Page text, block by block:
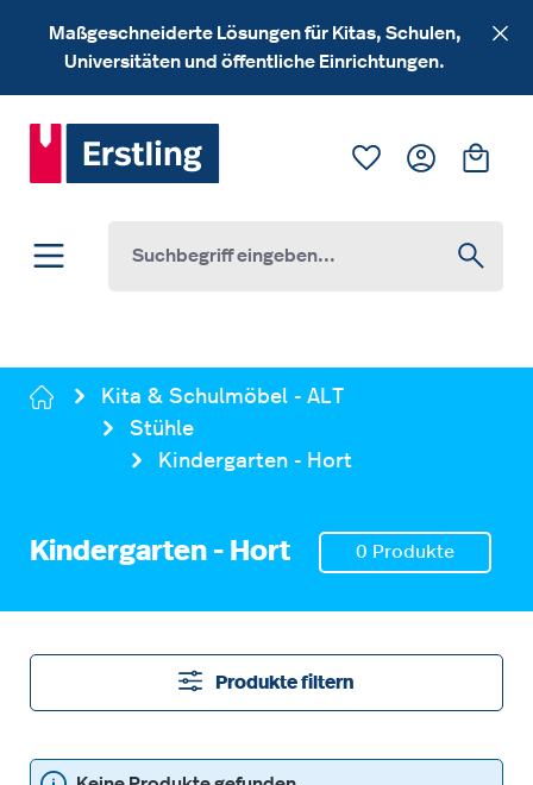
Zum Hauptinhalt springen
Maßgeschneiderte Lösungen für Kitas, Schulen,
Universitäten und öffentliche Einrichtungen.
Du hast 0
Kita & Schulmöbel - ALT
Stühle
Kindergarten - Hort
Kindergarten - Hort 0 Produkte
Produkte filtern